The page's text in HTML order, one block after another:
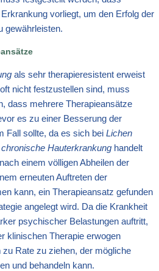
vorliegt, um den Erfolg der
gewährleisten.
als sehr therapieresistent erweist
nicht festzustellen sind, muss
dass mehrere Therapieansätze
es zu einer Besserung der
Fall sollte, da es sich bei Lichen
chronische Hauterkrankung handelt
einem völligen Abheilen der
erneuten Auftreten der
kann, ein Therapieansatz gefunden
angelegt wird. Da die Krankheit
psychischer Belastungen auftritt,
klinischen Therapie erwogen
Rate zu ziehen, der mögliche
und behandeln kann.